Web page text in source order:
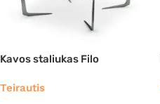
Kavos staliukas Filo
Teirautis